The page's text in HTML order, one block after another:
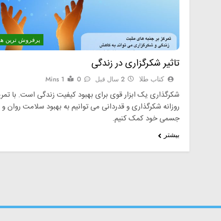
پرفروش ترین
تاثیر شکرگزاری در زندگی
کتاب طلا 2 سال قبل 0
1 Mins
شکرگذاری یک ابزار قوی برای بهبود کیفیت زندگی است. با
روزانه شکرگذاری و قدردانی می‌ توانیم به بهبود سلامت روان و
جسمی خود کمک کنیم.
بیشتر